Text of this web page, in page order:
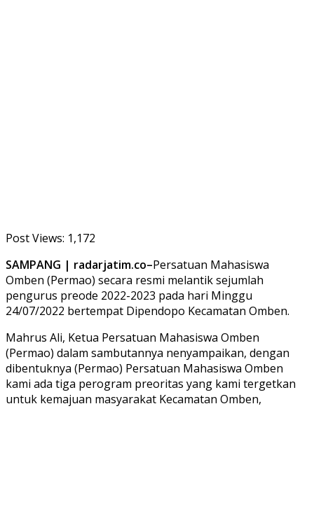
Post Views: 1,172
SAMPANG | radarjatim.co–Persatuan Mahasiswa
Omben (Permao) secara resmi melantik sejumlah
pengurus preode 2022-2023 pada hari Minggu
24/07/2022 bertempat Dipendopo Kecamatan Omben.
Mahrus Ali, Ketua Persatuan Mahasiswa Omben
(Permao) dalam sambutannya nenyampaikan, dengan
dibentuknya (Permao) Persatuan Mahasiswa Omben
kami ada tiga perogram preoritas yang kami tergetkan
untuk kemajuan masyarakat Kecamatan Omben,